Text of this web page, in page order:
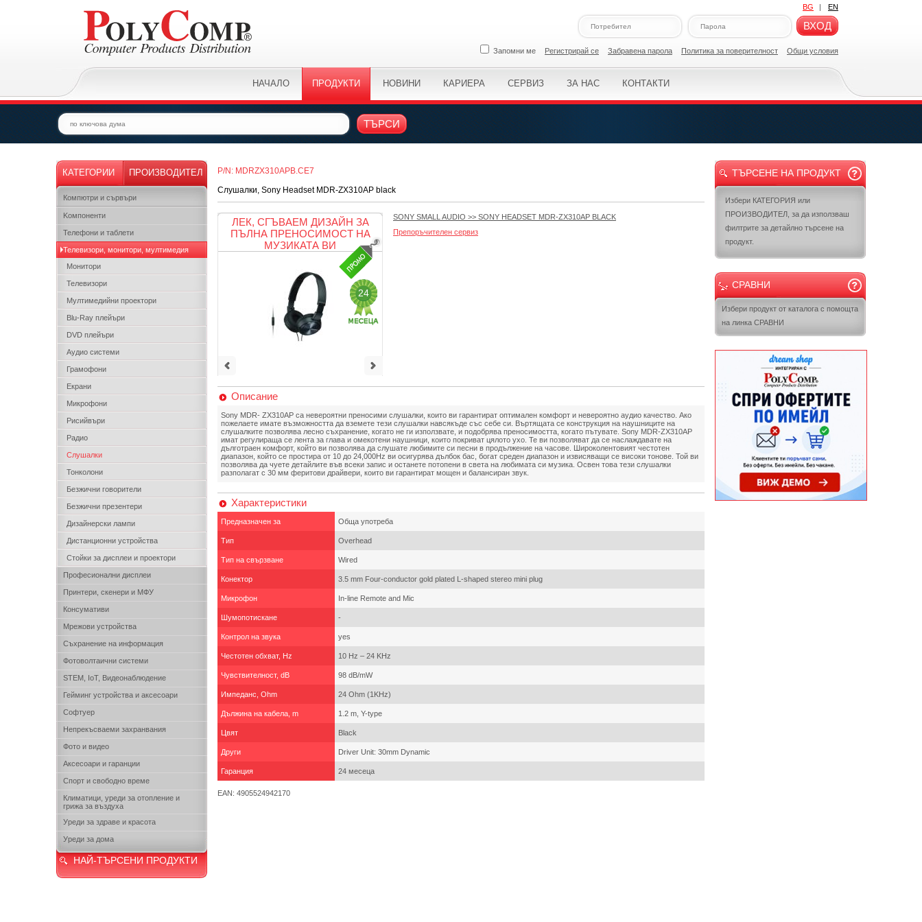
BG | EN
ВХОД
Запомни ме Регистрирай се Забравена парола Политикa за поверителност Общи условия
НАЧАЛО ПРОДУКТИ НОВИНИ КАРИЕРА СЕРВИЗ ЗА НАС КОНТАКТИ
ТЪРСИ
КАТЕГОРИИ ПРОИЗВОДИТЕЛ
Компютри и сървъри
Kомпоненти
Телефони и таблети
Телевизори, монитори, мултимедия
Монитори
Телевизори
Мултимедийни проектори
Blu-Ray плейъри
DVD плейъри
Аудио системи
Грамофони
Екрани
Микрофони
Рисийвъри
Радио
Слушалки
Тонколони
Безжични говорители
Безжични презентери
Дизайнерски лампи
Дистанционни устройства
Стойки за дисплеи и проектори
Професионални дисплеи
Принтери, скенери и МФУ
Консумативи
Мрежови устройства
Съхранение на информация
Фотоволтаични системи
STEM, IoT, Видеонаблюдение
Гейминг устройства и аксесоари
Софтуер
Непрекъсваеми захранвания
Фото и видео
Аксесоари и гаранции
Спорт и свободно време
Климатици, уреди за отопление и
грижа за въздуха
Уреди за здраве и красота
Уреди за дома
НАЙ-ТЪРСЕНИ ПРОДУКТИ
P/N: MDRZX310APB.CE7
Слушалки, Sony Headset MDR-ZX310AP black
ЛЕК, СГЪВАЕМ ДИЗАЙН ЗА
ПЪЛНА ПРЕНОСИМОСТ НА
МУЗИКАТА ВИ
24
SONY SMALL AUDIO >> SONY HEADSET MDR-ZX310AP BLACK
Препоръчителен сервиз
Описание
Sony MDR- ZX310AP са невероятни преносими слушалки, които ви гарантират оптимален комфорт и невероятно аудио качество. Ако
пожелаете имате възможността да вземете тези слушалки навсякъде със себе си. Въртящата се конструкция на наушниците на
слушалките позволява лесно съхранение, когато не ги използвате, и подобрява преносимостта, когато пътувате. Sony MDR-ZX310AP
имат регулираща се лента за глава и омекотени наушници, които покриват цялото ухо. Те ви позволяват да се наслаждавате на
дълготраен комфорт, който ви позволява да слушате любимите си песни в продължение на часове. Широколентовият честотен
диапазон, който се простира от 10 до 24,000Hz ви осигурява дълбок бас, богат среден диапазон и извисяващи се високи тонове. Той ви
позволява да чуете детайлите във всеки запис и останете потопени в света на любимата си музика. Освен това тези слушалки
разполагат с 30 мм феритови драйвери, които ви гарантират мощен и балансиран звук.
Характеристики
Предназначен за Обща употреба
Тип Overhead
Тип на свързване Wired
Конектор 3.5 mm Four-conductor gold plated L-shaped stereo mini plug
Микрофон In-line Remote and Mic
Шумопотискане -
Контрол на звука yes
Честотен обхват, Hz 10 Hz – 24 KHz
Чувствителност, dB 98 dB/mW
Импеданс, Ohm 24 Ohm (1KHz)
Дължина на кабела, m 1.2 m, Y-type
Цвят Black
Други Driver Unit: 30mm Dynamic
Гаранция 24 месеца
EAN: 4905524942170
ТЪРСЕНЕ НА ПРОДУКТ
Избери КАТЕГОРИЯ или
ПРОИЗВОДИТЕЛ, за да използваш
филтрите за детайлно търсене на
продукт.
СРАВНИ
Избери продукт от каталога с помощта
на линка СРАВНИ